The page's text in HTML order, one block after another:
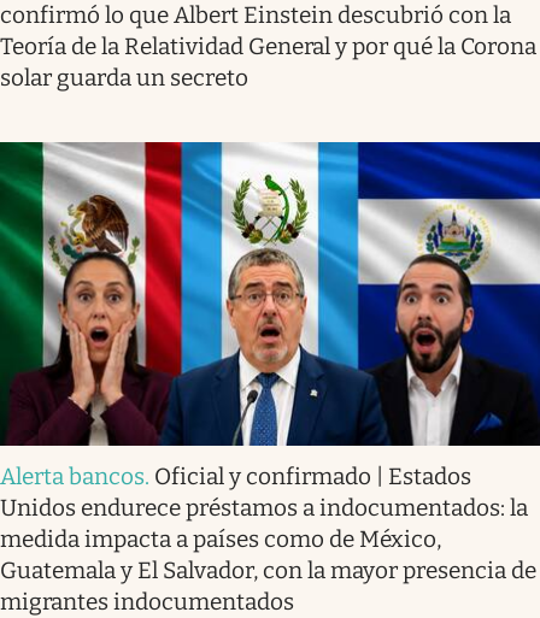
confirmó lo que Albert Einstein descubrió con la
Teoría de la Relatividad General y por qué la Corona
solar guarda un secreto
Alerta bancos. Oficial y confirmado | Estados
Unidos endurece préstamos a indocumentados: la
medida impacta a países como de México,
Guatemala y El Salvador, con la mayor presencia de
migrantes indocumentados